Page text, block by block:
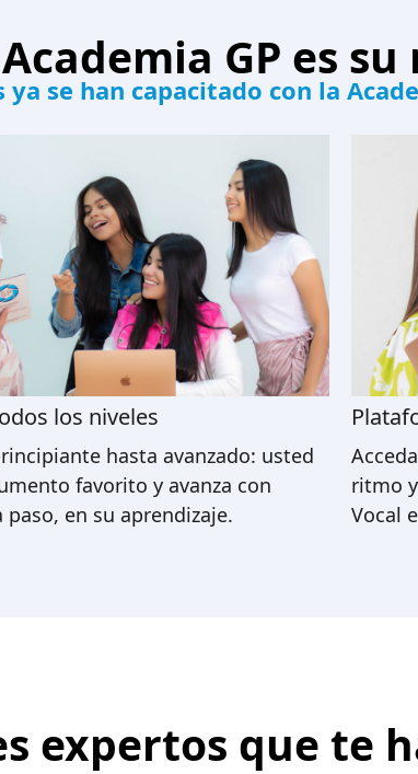
GP es
se han capacitado con la
los niveles
hasta avanzado: usted
favorito y avanza con
paso, en su aprendizaje.
ritmo
Vocal
expertos que te